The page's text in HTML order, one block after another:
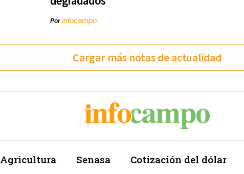
Porinfocampo
Cargar más notas de actualidad
Agricultura Senasa Cotización del dólar